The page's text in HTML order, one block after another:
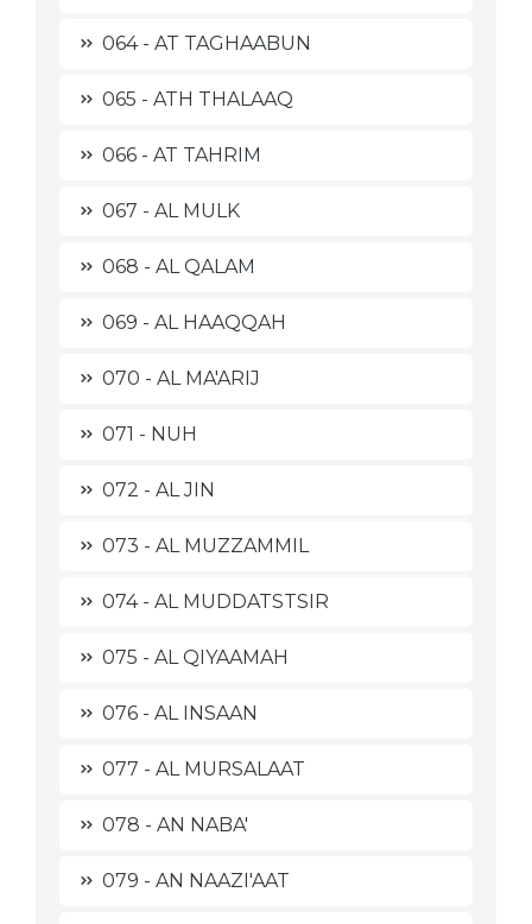
064 - AT TAGHAABUN
065 - ATH THALAAQ
066 - AT TAHRIM
067 - AL MULK
068 - AL QALAM
069 - AL HAAQQAH
070 - AL MA'ARIJ
071 - NUH
072 - AL JIN
073 - AL MUZZAMMIL
074 - AL MUDDATSTSIR
075 - AL QIYAAMAH
076 - AL INSAAN
077 - AL MURSALAAT
078 - AN NABA'
079 - AN NAAZI'AAT